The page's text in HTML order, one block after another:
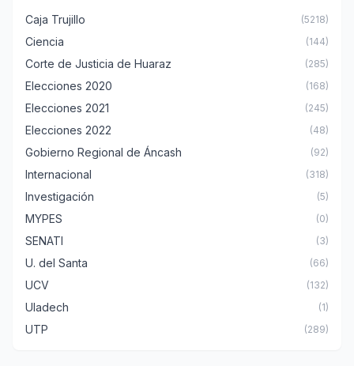
Caja Trujillo (5218)
Ciencia (144)
Corte de Justicia de Huaraz (285)
Elecciones 2020 (168)
Elecciones 2021 (245)
Elecciones 2022 (48)
Gobierno Regional de Áncash (92)
Internacional (318)
Investigación (5)
MYPES (0)
SENATI (3)
U. del Santa (66)
UCV (132)
Uladech (1)
UTP (289)